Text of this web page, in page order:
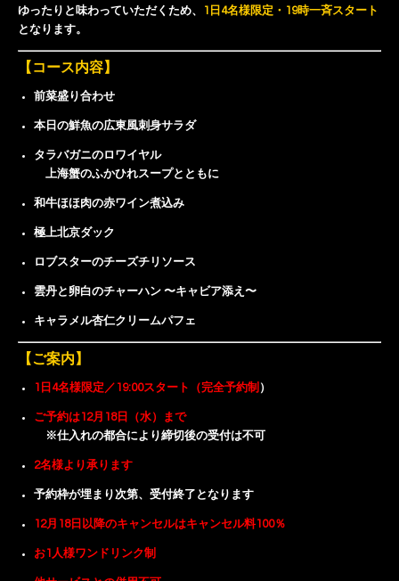
ゆったりと味わっていただくため、
1日4名様限定・19時一斉スタート
となります。
【コース内容】
前菜盛り合わせ
本日の鮮魚の広東風刺身サラダ
タラバガニのロワイヤル
上海蟹のふかひれスープとともに
和牛ほほ肉の赤ワイン煮込み
極上北京ダック
ロブスターのチーズチリソース
雲丹と卵白のチャーハン 〜キャビア添え〜
キャラメル杏仁クリームパフェ
【ご案内】
1日4名様限定／19:00スタート（完全予約制 ）
ご予約は12月18日（水）まで
※仕入れの都合により締切後の受付は不可
2名様より承ります
予約枠が埋まり次第、受付終了となります
12月18日以降のキャンセルはキャンセル料100％
お1人様ワンドリンク制